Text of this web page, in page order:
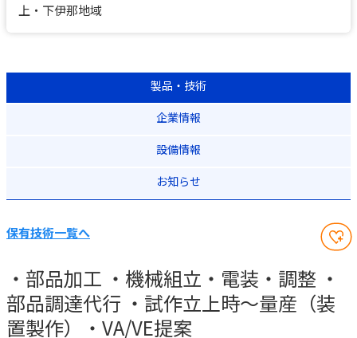
上・下伊那地域
製品・技術
企業情報
設備情報
お知らせ
保有技術一覧へ
・部品加工 ・機械組立・電装・調整 ・
部品調達代行 ・試作立上時～量産（装
置製作）・VA/VE提案